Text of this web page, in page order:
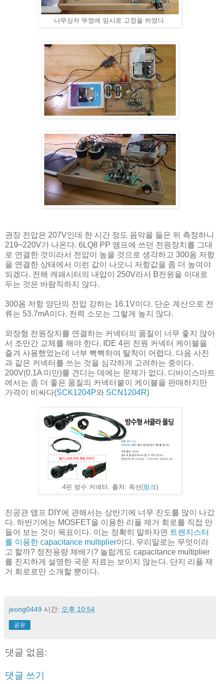
나무상자 뚜껑에 임시로 고정을 하였다.
권장 전압은 207V인데 한 시간 정도 음악을 들은 뒤 측정하니
219~220V가 나온다. 6LQ8 PP 앰프에 쓰던 전원장치를 그대
로 연결한 것이라서 전압이 높을 것으로 생각하고 300옴 저항
을 연결한 상태에서 이런 값이 나오니 저항값을 좀 더 높여야
되겠다. 전해 캐패시터의 내압이 250V라서 B전원을 이대로
두는 것은 바람직하지 않다.
300옴 저항 양단의 전압 강하는 16.1V이다. 단순 계산으로 전
류는 53.7mA이다. 전력 소모는 그렇게 높지 않다.
외장형 전원장치를 연결하는 커넥터의 품질이 너무 좋지 않아
서 조만간 교체를 해야 한다. IDE 4핀 전원 커넥터 케이블을
즐겨 사용했었는데 너부 뻑뻑하여 탈착이 어렵다. 다음 사진
과 같은 커넥터를 쓰는 것을 심각하게 고려하는 중이다.
200V(0.1A 미만)를 견디는 데에는 문제가 없다. 디바이스마트
에서는 좀 더 좋은 품질의 커넥터붙이 케이블을 판매하지만
가격이 비싸다(SCK1204P와 SCN1204R)
4핀 방수 커넥터. 출처: 옥션(링크)
진공관 앰프 DIY에 관해서는 상반기에 너무 진도를 많이 나갔
다. 하반기에는 MOSFET을 이용한 리플 제거 회로를 직접 만
들어 보는 것이 목표이다. 이는 정확히 말하자면 트랜지스터
를 이용한 capacitance multiplier이다. 우리말로는 무엇이라
고 할까? 정전용량 체배기? 놀랍게도 capacitance multiplier
를 진지하게 설명한 국문 자료는 보이지 않는다. 단지 리플 제
거 회로로만 소개할 뿐이다.
jeong0449 시간: 오후 10:54
공유
댓글 없음:
댓글 쓰기